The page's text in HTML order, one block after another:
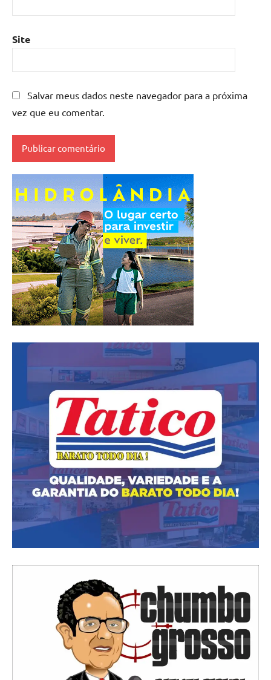
Site
Salvar meus dados neste navegador para a próxima
vez que eu comentar.